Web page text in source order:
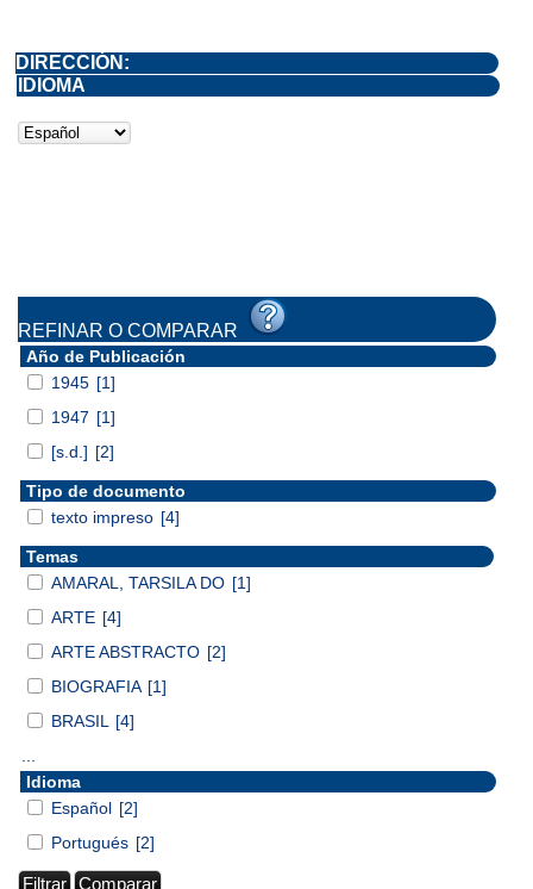
DIRECCIÓN:
IDIOMA
REFINAR O COMPARAR
Año de Publicación
1945 [1]
1947 [1]
[s.d.] [2]
Tipo de documento
texto impreso [4]
Temas
AMARAL, TARSILA DO [1]
ARTE [4]
ARTE ABSTRACTO [2]
BIOGRAFIA [1]
BRASIL
[4]
Idioma
Español [2]
Portugués [2]